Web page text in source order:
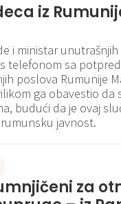
iz
i ministar
telefonom sa
poslova Rumunije
ga obavestio da
budući da je ovaj
javnost.
za